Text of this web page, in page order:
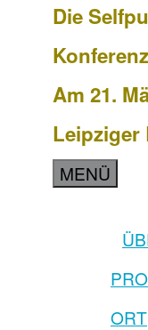
Die
Am 21.
Leipziger
MENÜ
ORT